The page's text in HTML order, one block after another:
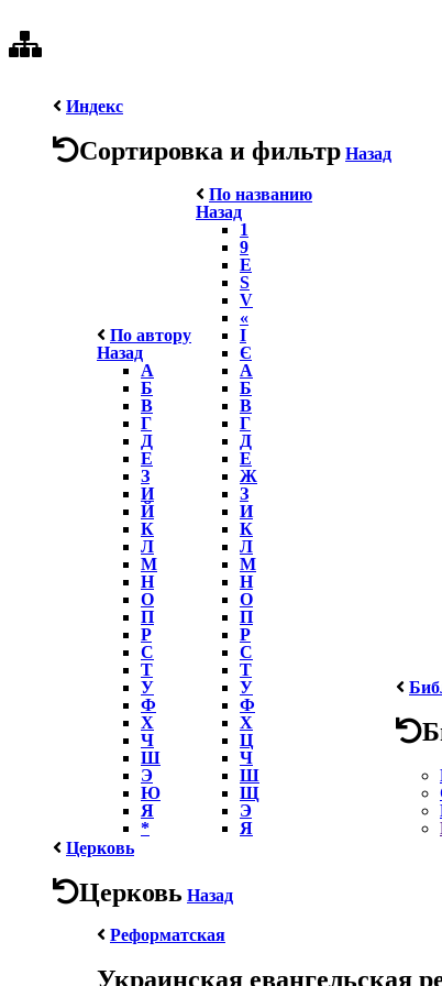
Индекс
Сортировка и фильтр Назад
По автору
Назад
А
Б
В
Г
Д
Е
З
И
Й
К
Л
М
Н
О
П
Р
С
Т
У
Ф
Х
Ч
Ш
Э
Ю
Я
*
По названию
Назад
1
9
E
S
V
«
І
Є
А
Б
В
Г
Д
Е
Ж
З
И
К
Л
М
Н
О
П
Р
С
Т
У
Ф
Х
Ц
Ч
Ш
Щ
Э
Я
Церковь
Церковь Назад
Реформатская
Украинская евангельская